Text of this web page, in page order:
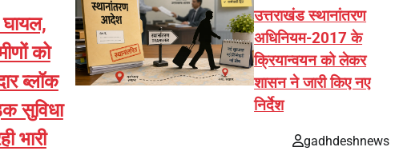
को
ब्लॉक
सुविधा
भारी
उत्तराखंड स्थानांतरण
अधिनियम-2017 के
क्रियान्वयन को लेकर
शासन ने जारी किए नए
निर्देश
gadhdeshnews